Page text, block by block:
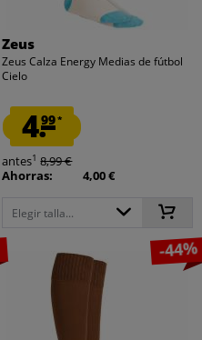
Zeus
Zeus Calza Energy Medias de fútbol
Cielo
4.99*
antes1 8,99 €
Ahorras:
4,00 €
Elegir talla...
-44%